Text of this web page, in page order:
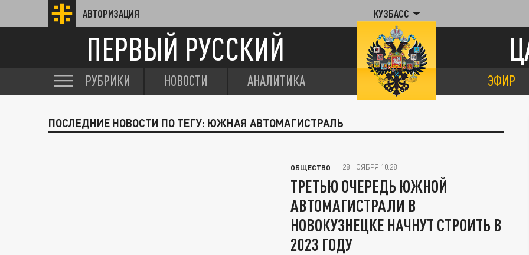
АВТОРИЗАЦИЯ КУЗБАСС
ПЕРВЫЙ РУССКИЙ
РУБРИКИ НОВОСТИ АНАЛИТИКА ЭФИР
ПОСЛЕДНИЕ НОВОСТИ ПО ТЕГУ: ЮЖНАЯ АВТОМАГИСТРАЛЬ
ОБЩЕСТВО 28 НОЯБРЯ 10:28
ТРЕТЬЮ ОЧЕРЕДЬ ЮЖНОЙ
АВТОМАГИСТРАЛИ В
НОВОКУЗНЕЦКЕ НАЧНУТ СТРОИТЬ В
2023 ГОДУ